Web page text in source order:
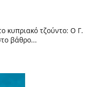
κυπριακό τζούντο: Ο Γ.
βάθρο...